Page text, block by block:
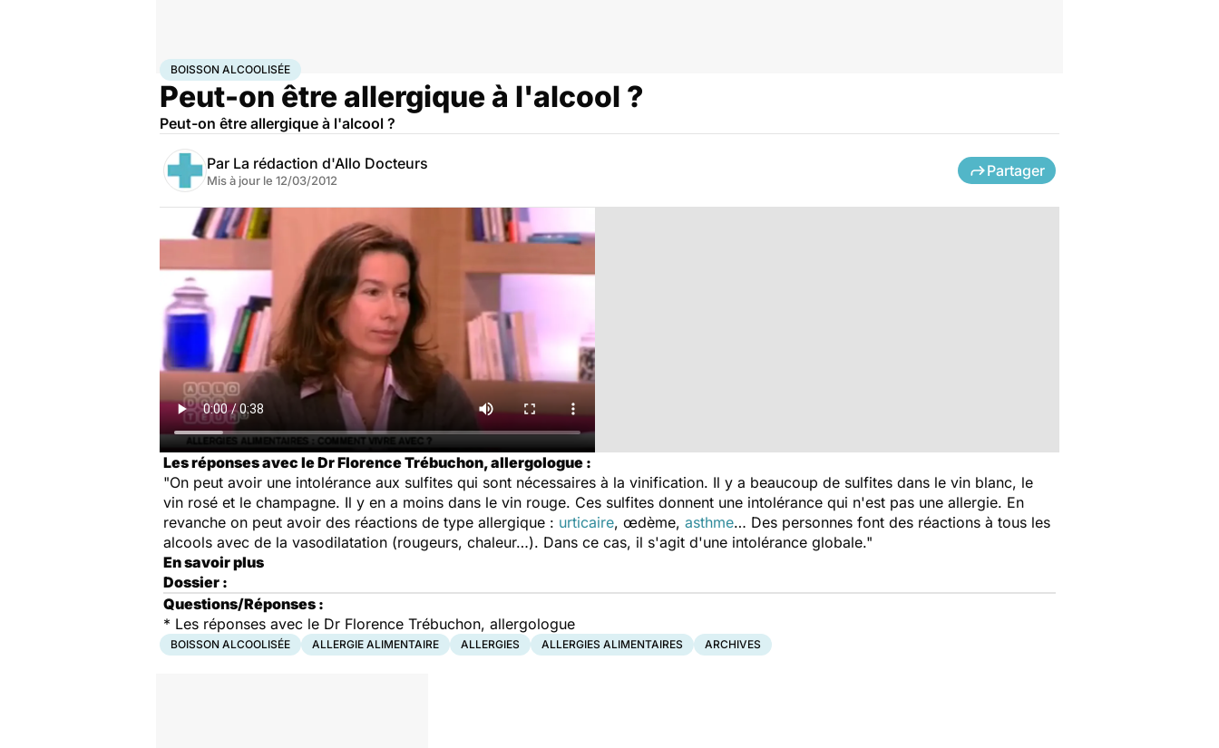
AccueilSantéMaladiesBoisson alcoolisée
BOISSON ALCOOLISÉE
Peut-on être allergique à l'alcool ?
Peut-on être allergique à l'alcool ?
Par La rédaction d'Allo Docteurs
Mis à jour le 12/03/2012
Partager
Les réponses avec le Dr Florence Trébuchon, allergologue :
"On peut avoir une intolérance aux sulfites qui sont nécessaires à la vinification. Il y a beaucoup de sulfites dans le vin blanc, le
vin rosé et le champagne. Il y en a moins dans le vin rouge. Ces sulfites donnent une intolérance qui n'est pas une allergie. En
revanche on peut avoir des réactions de type allergique : urticaire, œdème, asthme… Des personnes font des réactions à tous les
alcools avec de la vasodilatation (rougeurs, chaleur…). Dans ce cas, il s'agit d'une intolérance globale."
En savoir plus
Dossier :
Questions/Réponses :
* Les réponses avec le Dr Florence Trébuchon, allergologue
BOISSON ALCOOLISÉE ALLERGIE ALIMENTAIRE ALLERGIES ALLERGIES ALIMENTAIRES ARCHIVES